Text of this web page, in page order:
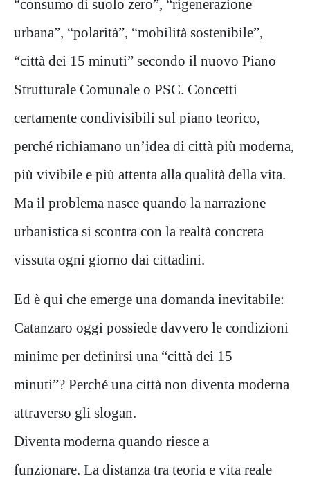
“consumo di suolo zero”, “rigenerazione
urbana”, “polarità”, “mobilità sostenibile”,
“città dei 15 minuti” secondo il nuovo Piano
Strutturale Comunale o PSC. Concetti
certamente condivisibili sul piano teorico,
perché richiamano un’idea di città più moderna,
più vivibile e più attenta alla qualità della vita.
Ma il problema nasce quando la narrazione
urbanistica si scontra con la realtà concreta
vissuta ogni giorno dai cittadini.
Ed è qui che emerge una domanda inevitabile:
Catanzaro oggi possiede davvero le condizioni
minime per definirsi una “città dei 15
minuti”? Perché una città non diventa moderna
attraverso gli slogan.
Diventa moderna quando riesce a
funzionare. La distanza tra teoria e vita reale